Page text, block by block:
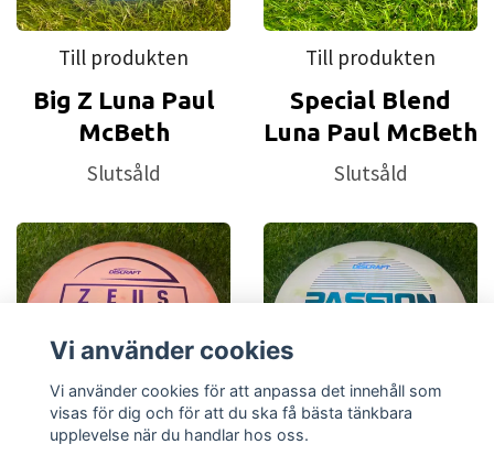
Till produkten
Big Z Luna Paul
McBeth
Slutsåld
Till produkten
Special Blend
Luna Paul McBeth
Slutsåld
Vi använder cookies
Vi använder cookies för att anpassa det innehåll som
visas för dig och för att du ska få bästa tänkbara
upplevelse när du handlar hos oss.